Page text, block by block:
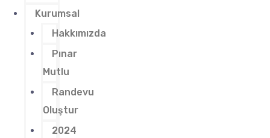
Kurumsal
Hakkımızda
Pınar
Mutlu
Randevu
Oluştur
2024